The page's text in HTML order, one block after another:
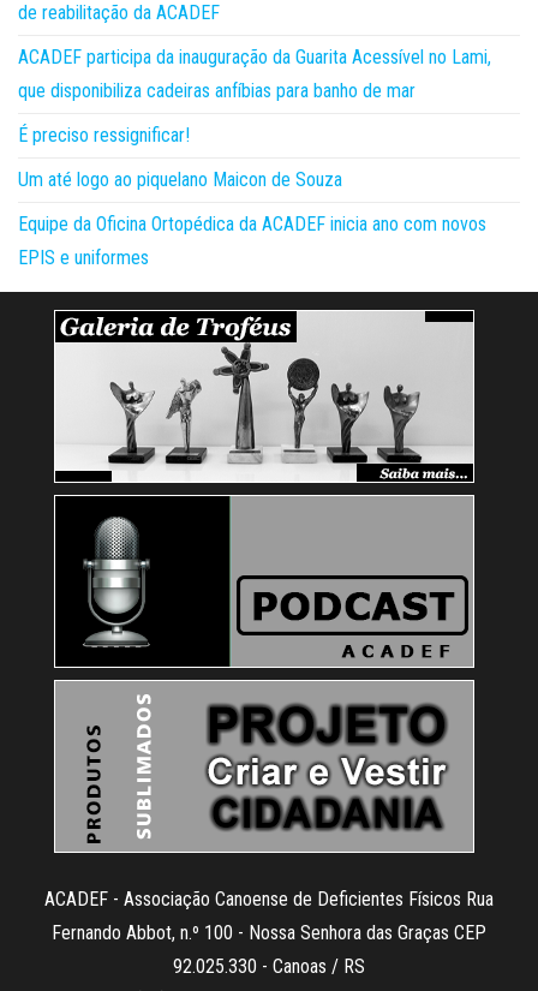
de reabilitação da ACADEF
ACADEF participa da inauguração da Guarita Acessível no Lami,
que disponibiliza cadeiras anfíbias para banho de mar
É preciso ressignificar!
Um até logo ao piquelano Maicon de Souza
Equipe da Oficina Ortopédica da ACADEF inicia ano com novos
EPIS e uniformes
ACADEF - Associação Canoense de Deficientes Físicos Rua
Fernando Abbot, n.º 100 - Nossa Senhora das Graças CEP
92.025.330 - Canoas / RS